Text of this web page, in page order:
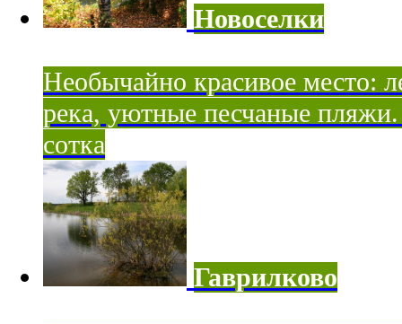
Новоселки
Необычайно красивое место:
река, уютные песчаные
сотка
Гаврилково